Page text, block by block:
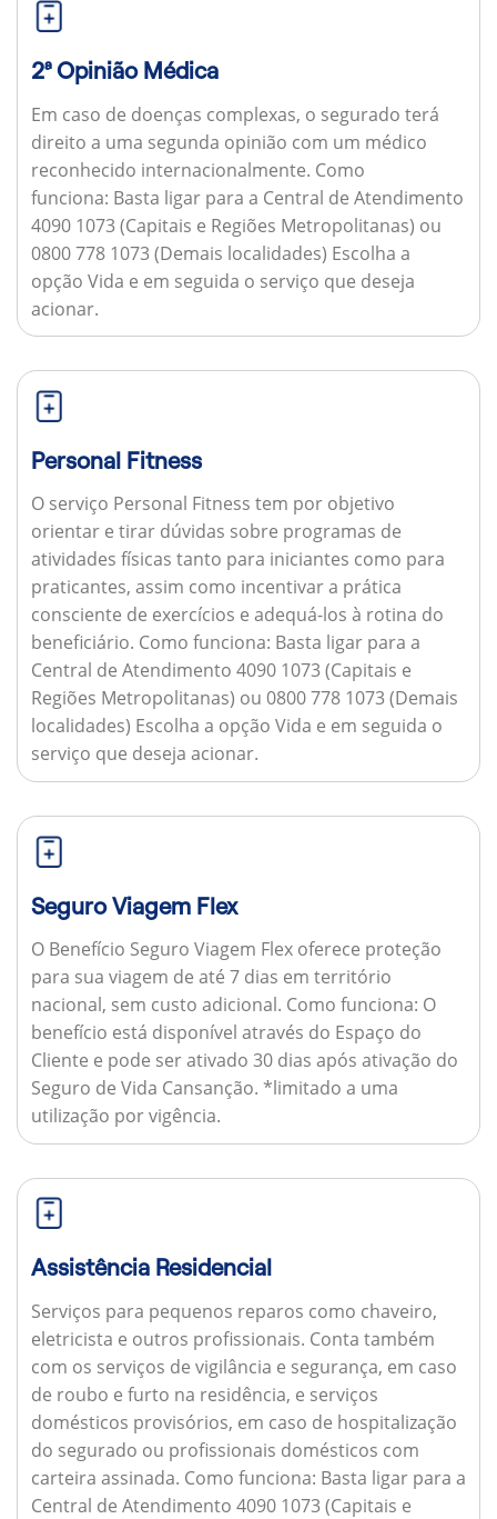
2ª Opinião Médica
Em caso de doenças complexas, o segurado terá
direito a uma segunda opinião com um médico
reconhecido internacionalmente. Como
funciona: Basta ligar para a Central de Atendimento
4090 1073 (Capitais e Regiões Metropolitanas) ou
0800 778 1073 (Demais localidades) Escolha a
opção Vida e em seguida o serviço que deseja
acionar.
Personal Fitness
O serviço Personal Fitness tem por objetivo
orientar e tirar dúvidas sobre programas de
atividades físicas tanto para iniciantes como para
praticantes, assim como incentivar a prática
consciente de exercícios e adequá-los à rotina do
beneficiário. Como funciona: Basta ligar para a
Central de Atendimento 4090 1073 (Capitais e
Regiões Metropolitanas) ou 0800 778 1073 (Demais
localidades) Escolha a opção Vida e em seguida o
serviço que deseja acionar.
Seguro Viagem Flex
O Benefício Seguro Viagem Flex oferece proteção
para sua viagem de até 7 dias em território
nacional, sem custo adicional. Como funciona: O
benefício está disponível através do Espaço do
Cliente e pode ser ativado 30 dias após ativação do
Seguro de Vida Cansanção. *limitado a uma
utilização por vigência.
Assistência Residencial
Serviços para pequenos reparos como chaveiro,
eletricista e outros profissionais. Conta também
com os serviços de vigilância e segurança, em caso
de roubo e furto na residência, e serviços
domésticos provisórios, em caso de hospitalização
do segurado ou profissionais domésticos com
carteira assinada. Como funciona: Basta ligar para a
Central de Atendimento 4090 1073 (Capitais e